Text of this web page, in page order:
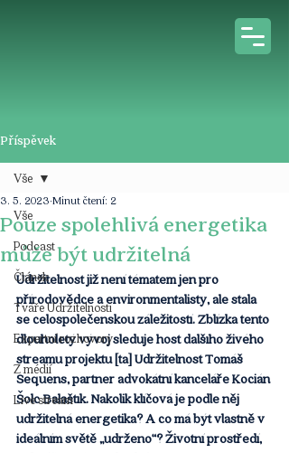
Příspěvek
Vše
Podcast
Článek
Tváře Udržitelnosti
Expertní rozhovory
Z médií
Live stream
Vše
Pouze spolehlivá energetika
může být udržitelná
3. 5. 2023 Minut čtení: 2
Udržitelnost již není tématem jen pro
přírodovědce a environmentalisty, ale stala
se celospolečenskou záležitostí. Zblízka tento
dlouholetý vývoj sleduje host dalšího živého
streamu projektu [ta] Udržitelnost Tomáš
Sequens, partner advokátní kanceláře Kocián
Šolc Balaštík. Nakolik klíčová je podle něj
udržitelná energetika? A co má být vlastně v
ideálním světě „udrženo“? Životní prostředí,